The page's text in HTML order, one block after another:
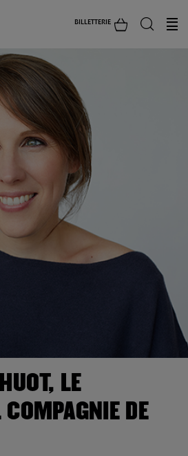
BILLETTERIE
LE
COMPAGNIE DE